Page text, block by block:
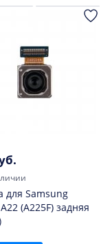
для Samsung
(A225F) задняя